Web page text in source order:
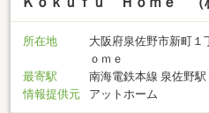
所在地
大阪府泉佐野市新町
ｏｍｅ
最寄駅
南海電鉄本線 泉佐野駅
情報提供元
アットホーム